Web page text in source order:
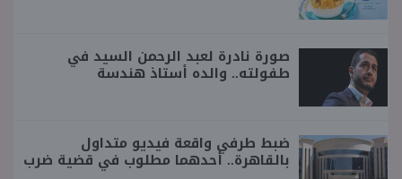
صورة نادرة لعبد الرحمن السيد في
طفولته.. والده أستاذ هندسة
ضبط طرفي واقعة فيديو متداول
بالقاهرة.. أحدهما مطلوب في قضية ضرب